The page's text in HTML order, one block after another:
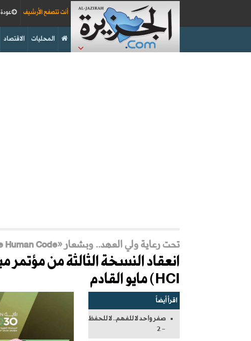
عودة أنت تتصفح الأرشيف
الاقتصاد المحليات
تحت رعاية ولي العهد.. وبشعار «The Human Code»
HCI) مايو القادم
اقرأ أيضاً
صفر واحد لا للفهم.. لا للحفظ
- 2